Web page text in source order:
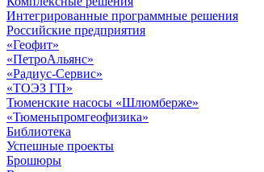
Интегрированные программные решения
Российские предприятия
«Геофит»
«ПетроАльянс»
«Радиус-Сервис»
«ТОЭЗ ГП»
Тюменские насосы «Шлюмберже»
«Тюменьпромгеофизика»
Библиотека
Успешные проекты
Брошюры